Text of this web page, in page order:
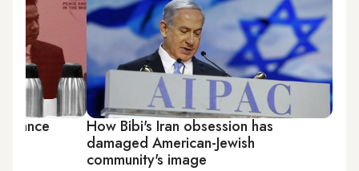
How Bibi's Iran obsession has
damaged American-Jewish
community's image